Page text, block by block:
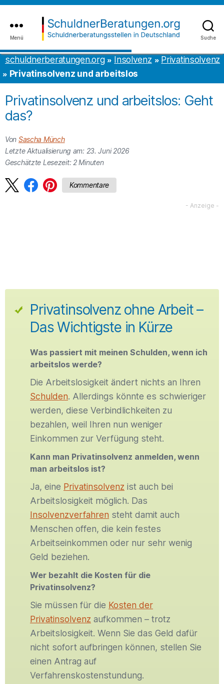
Inhalt
springen
to
the
content
Suche
schuldnerberatungen.org
Menü
schuldnerberatungen.org Insolvenz
Privatinsolvenz
Privatinsolvenz und arbeitslos
Privatinsolvenz und arbeitslos: Geht
das?
Von Sascha Münch
Letzte Aktualisierung am: 23. Juni 2026
Geschätzte Lesezeit: 2 Minuten
Kommentare
Privatinsolvenz ohne Arbeit –
Das Wichtigste in Kürze
Was passiert mit meinen Schulden, wenn ich
arbeitslos werde?
Die Arbeitslosigkeit ändert nichts an Ihren
Schulden. Allerdings könnte es schwieriger
werden, diese Verbindlichkeiten zu
bezahlen, weil Ihren nun weniger
Einkommen zur Verfügung steht.
Kann man Privatinsolvenz anmelden, wenn
man arbeitslos ist?
Ja, eine Privatinsolvenz ist auch bei
Arbeitslosigkeit möglich. Das
Insolvenzverfahren steht damit auch
Menschen offen, die kein festes
Arbeitseinkommen oder nur sehr wenig
Geld beziehen.
Wer bezahlt die Kosten für die
Privatinsolvenz?
Sie müssen für die Kosten der
Privatinsolvenz aufkommen – trotz
Arbeitslosigkeit. Wenn Sie das Geld dafür
nicht sofort aufbringen können, stellen Sie
einen Antrag auf
Verfahrenskostenstundung.